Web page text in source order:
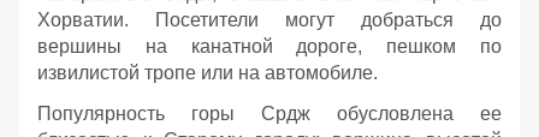
Хорватии. Посетители могут добраться до
вершины на канатной дороге, пешком по
извилистой тропе или на автомобиле.
Популярность горы Срдж обусловлена ее